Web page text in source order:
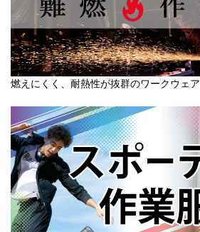
燃えにくく、耐熱性が抜群のワークウェア